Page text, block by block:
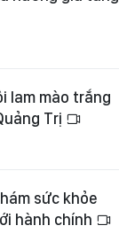
lam mào trắng
Trị
sức khỏe
hành chính